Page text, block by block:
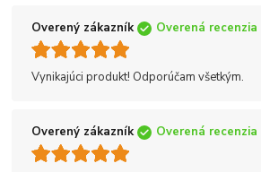
Overený zákazník Overená recenzia
Vynikajúci produkt! Odporúčam všetkým.
Overený zákazník Overená recenzia